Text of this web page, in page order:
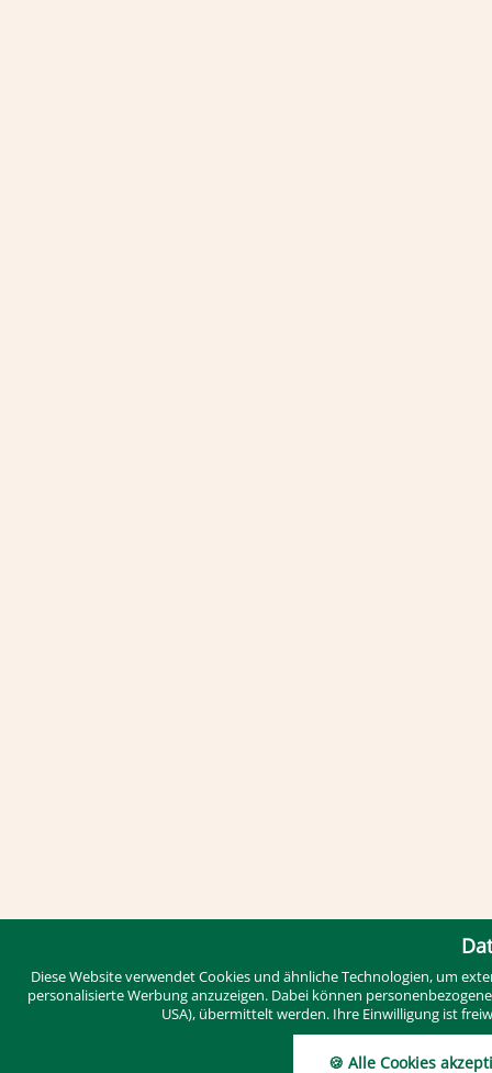
Diese Website verwendet Cookies und ähnliche Technologien, um
personalisierte Werbung anzuzeigen. Dabei können
USA), übermittelt werden. Ihre Einwilligung ist
🍪 Alle Cookies